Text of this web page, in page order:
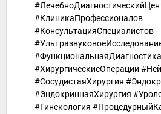
#КлиникаПрофессионалов
#КонсультацияСпециалистов
#ХирургическиеОперации
#СосудистаяХирургия
#ЭндокриннаяХирургия
#Гинекология